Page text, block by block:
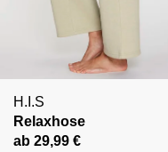
H.I.S
Relaxhose
ab 29,99 €